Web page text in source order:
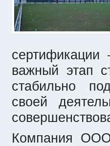
сертификации
важный этап
стабильно
своей
Компания